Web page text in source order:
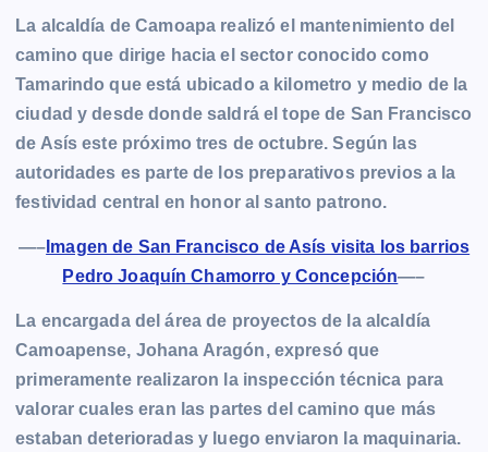
c
e
b
o
o
k
s
s
e
n
g
e
r
a
t
s
A
p
p
a
i
l
p
y
L
i
n
k
i
n
t
l
e
g
r
a
m
o
g
g
e
r
La alcaldía de Camoapa realizó el mantenimiento del
camino que dirige hacia el sector conocido como
Tamarindo que está ubicado a kilometro y medio de la
ciudad y desde donde saldrá el tope de San Francisco
de Asís este próximo tres de octubre. Según las
autoridades es parte de los preparativos previos a la
festividad central en honor al santo patrono.
—– Imagen de San Francisco de Asís visita los barrios
Pedro Joaquín Chamorro y Concepción—–
La encargada del área de proyectos de la alcaldía
Camoapense, Johana Aragón, expresó que
primeramente realizaron la inspección técnica para
valorar cuales eran las partes del camino que más
estaban deterioradas y luego enviaron la maquinaria.